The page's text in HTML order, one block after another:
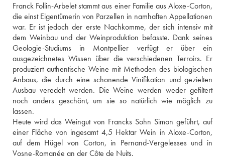
Franck Follin-Arbelet stammt aus einer Familie aus Aloxe-Corton,
die einst Eigentümerin von Parzellen in namhaften Appellationen
war. Er ist jedoch der erste Nachkomme, der sich intensiv mit
dem Weinbau und der Weinproduktion befasste. Dank seines
Geologie-Studiums in Montpellier verfügt er über ein
ausgezeichnetes Wissen über die verschiedenen Terroirs. Er
produziert authentische Weine mit Methoden des biologischen
Anbaus, die durch eine schonende Vinifikation und gezielten
Ausbau veredelt werden. Die Weine werden weder gefiltert
noch anders geschönt, um sie so natürlich wie möglich zu
lassen.
Heute wird das Weingut von Francks Sohn Simon geführt, auf
einer Fläche von ingesamt 4,5 Hektar Wein in Aloxe-Corton,
auf dem Hügel von Corton, in Pernand-Vergelesses und in
Vosne-Romanée an der Côte de Nuits.